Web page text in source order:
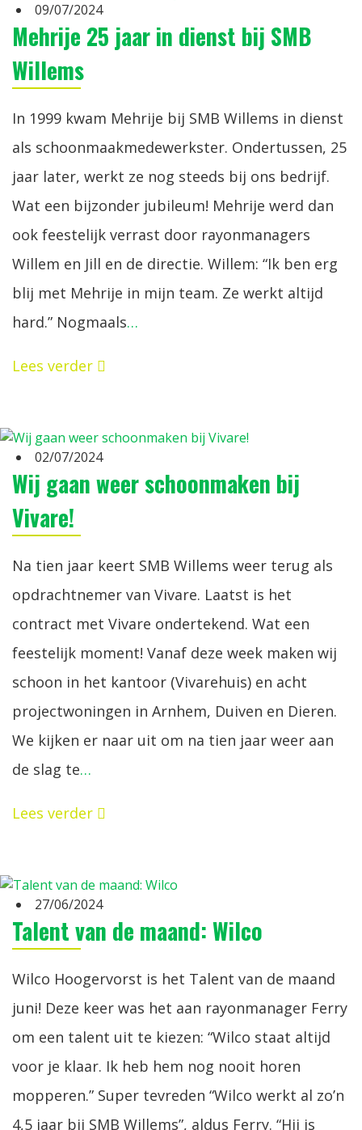
09/07/2024
Mehrije 25 jaar in dienst bij SMB
Willems
In 1999 kwam Mehrije bij SMB Willems in dienst
als schoonmaakmedewerkster. Ondertussen, 25
jaar later, werkt ze nog steeds bij ons bedrijf.
Wat een bijzonder jubileum! Mehrije werd dan
ook feestelijk verrast door rayonmanagers
Willem en Jill en de directie. Willem: “Ik ben erg
blij met Mehrije in mijn team. Ze werkt altijd
hard.” Nogmaals…
Lees verder
02/07/2024
Wij gaan weer schoonmaken bij
Vivare!
Na tien jaar keert SMB Willems weer terug als
opdrachtnemer van Vivare. Laatst is het
contract met Vivare ondertekend. Wat een
feestelijk moment! Vanaf deze week maken wij
schoon in het kantoor (Vivarehuis) en acht
projectwoningen in Arnhem, Duiven en Dieren.
We kijken er naar uit om na tien jaar weer aan
de slag te…
Lees verder
27/06/2024
Talent van de maand: Wilco
Wilco Hoogervorst is het Talent van de maand
juni! Deze keer was het aan rayonmanager Ferry
om een talent uit te kiezen: “Wilco staat altijd
voor je klaar. Ik heb hem nog nooit horen
mopperen.” Super tevreden “Wilco werkt al zo’n
4,5 jaar bij SMB Willems”, aldus Ferry. “Hij is